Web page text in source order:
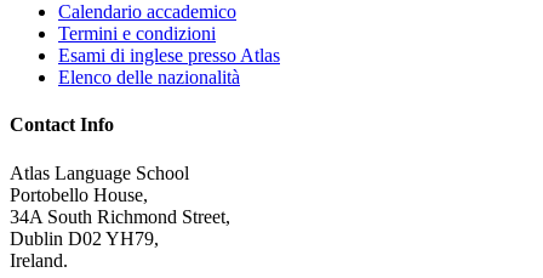
Calendario accademico
Termini e condizioni
Esami di inglese presso Atlas
Elenco delle nazionalità
Contact Info
Atlas Language School
Portobello House,
34A South Richmond Street,
Dublin D02 YH79,
Ireland.